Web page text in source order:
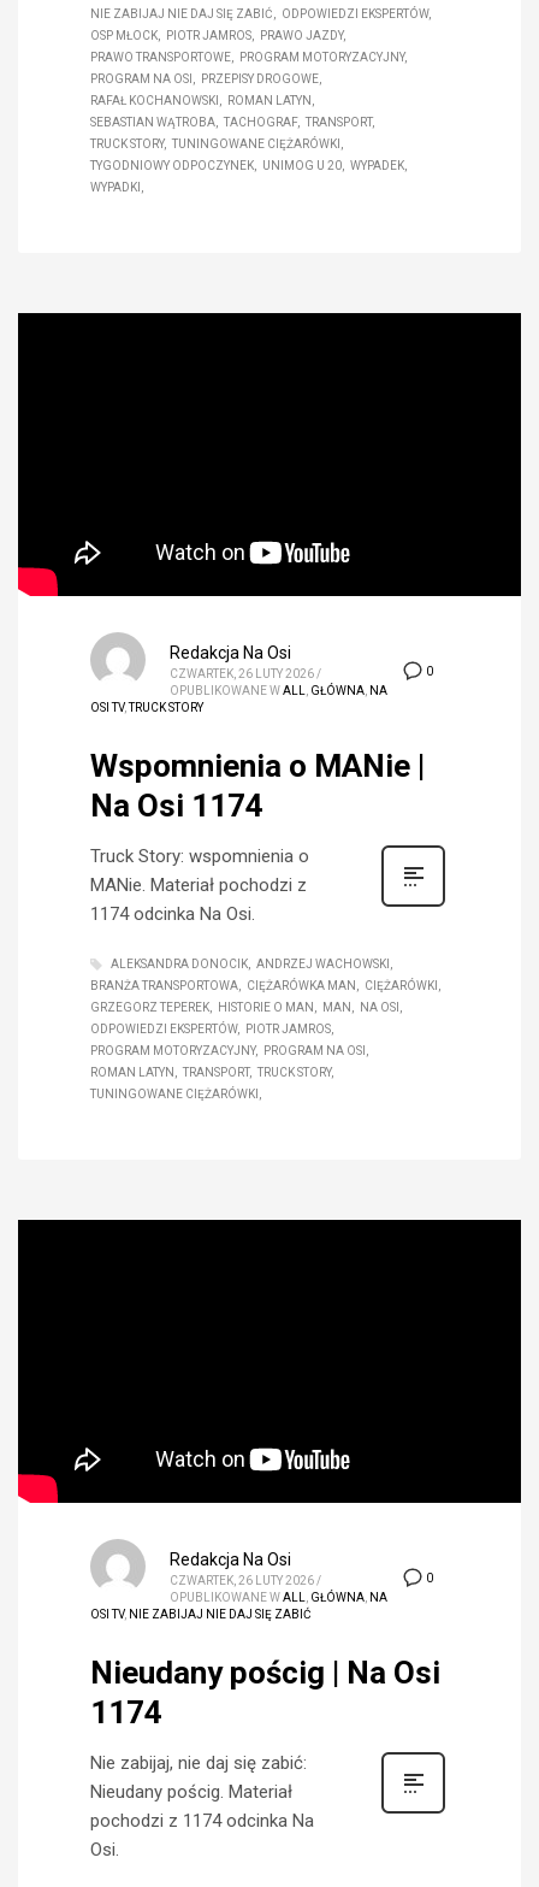
NIE ZABIJAJ NIE DAJ SIĘ ZABIĆ
ODPOWIEDZI EKSPERTÓW
OSP MŁOCK
PIOTR JAMROS
PRAWO JAZDY
PRAWO TRANSPORTOWE
PROGRAM MOTORYZACYJNY
PROGRAM NA OSI
PRZEPISY DROGOWE
RAFAŁ KOCHANOWSKI
ROMAN LATYN
SEBASTIAN WĄTROBA
TACHOGRAF
TRANSPORT
TRUCK STORY
TUNINGOWANE CIĘŻARÓWKI
TYGODNIOWY ODPOCZYNEK
UNIMOG U 20
WYPADEK
WYPADKI
0
Redakcja Na Osi
CZWARTEK, 26 LUTY 2026 /
OPUBLIKOWANE WALL GŁÓWNA NA
OSI TV,TRUCK STORY
Wspomnienia o MANie |
Na Osi 1174
Truck Story: wspomnienia o
MANie. Materiał pochodzi z
1174 odcinka Na Osi.
ALEKSANDRA DONOCIK
ANDRZEJ WACHOWSKI
BRANŻA TRANSPORTOWA
CIĘŻARÓWKA MAN
CIĘŻARÓWKI
GRZEGORZ TEPEREK
HISTORIE O MAN MAN
NA OSI
ODPOWIEDZI EKSPERTÓW
PIOTR JAMROS
PROGRAM MOTORYZACYJNY
PROGRAM NA OSI
ROMAN LATYN
TRANSPORT
TRUCK STORY
TUNINGOWANE CIĘŻARÓWKI
0
Redakcja Na Osi
CZWARTEK, 26 LUTY 2026 /
OPUBLIKOWANE WALL GŁÓWNA NA
OSI TV, NIE ZABIJAJ NIE DAJ SIĘ ZABIĆ
Nieudany pościg | Na Osi
1174
Nie zabijaj, nie daj się zabić:
Nieudany pościg. Materiał
pochodzi z 1174 odcinka Na
Osi.